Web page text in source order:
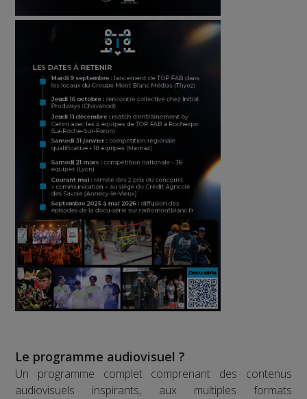
Le programme audiovisuel ?
Un programme complet comprenant des contenus
audiovisuels inspirants, aux multiples formats